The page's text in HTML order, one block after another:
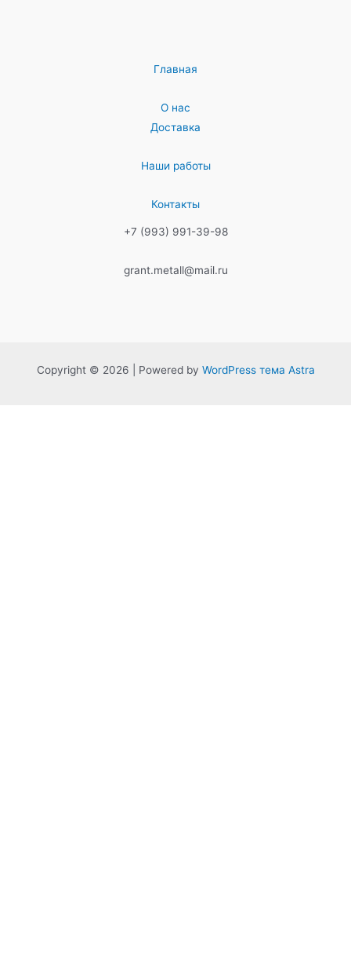
Главная
О нас
Доставка
Наши работы
Контакты
+7 (993) 991-39-98
grant.metall@mail.ru
Copyright © 2026 | Powered by WordPress тема Astra